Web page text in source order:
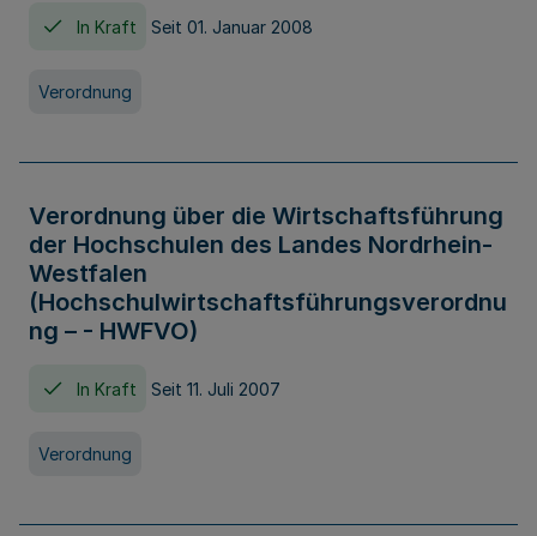
In Kraft Seit 01. Januar 2008
Verordnung
Verordnung über die Wirtschaftsführung
der Hochschulen des Landes Nordrhein-
Westfalen
(Hochschulwirtschaftsführungsverordnu
ng – - HWFVO)
In Kraft Seit 11. Juli 2007
Verordnung